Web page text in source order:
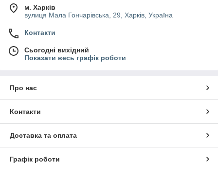
м. Харків
вулиця Мала Гончарівська, 29, Харків, Україна
Контакти
Сьогодні вихідний
Показати весь графік роботи
Про нас
Контакти
Доставка та оплата
Графік роботи